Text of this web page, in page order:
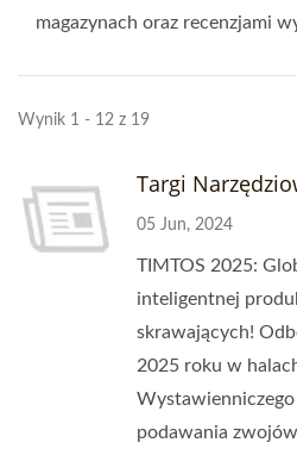
magazynach oraz recenzjami
Wynik 1 - 12 z 19
Targi
05 Jun, 2024
TIMTOS 2025:
inteligentnej
skrawających!
2025 roku w
Wystawienniczego
podawania